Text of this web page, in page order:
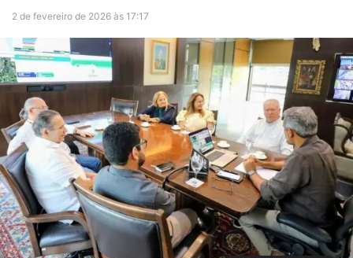
2 de fevereiro de 2026 às 17:17